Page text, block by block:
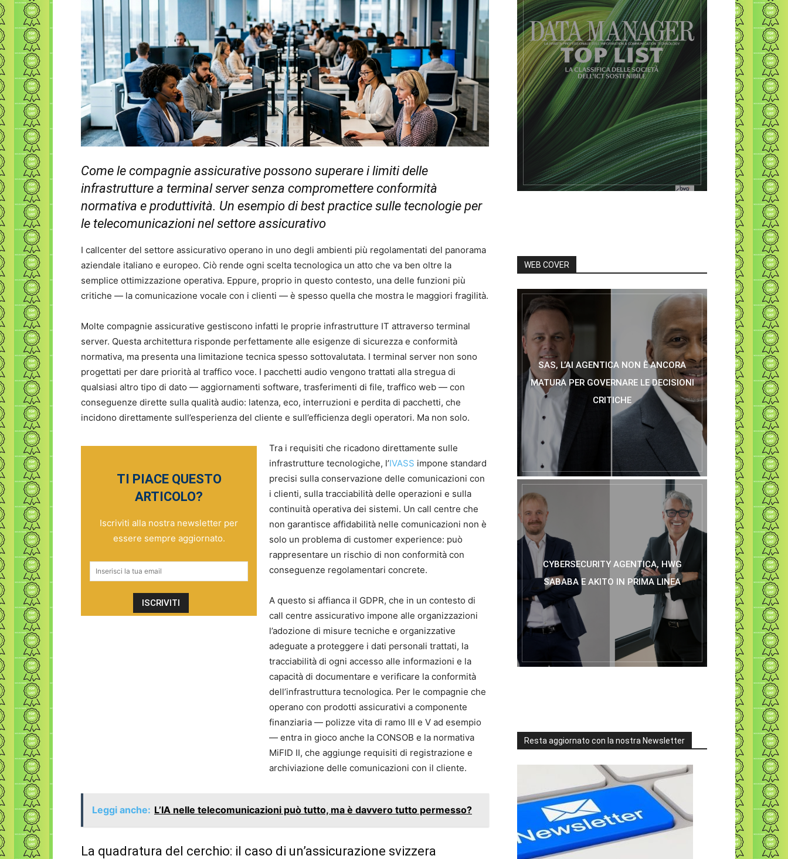
Come le compagnie assicurative possono superare i limiti delle
infrastrutture a terminal server senza compromettere conformità
normativa e produttività. Un esempio di best practice sulle tecnologie per
le telecomunicazioni nel settore assicurativo
I callcenter del settore assicurativo operano in uno degli ambienti più regolamentati del panorama
aziendale italiano e europeo. Ciò rende ogni scelta tecnologica un atto che va ben oltre la
semplice ottimizzazione operativa. Eppure, proprio in questo contesto, una delle funzioni più
critiche — la comunicazione vocale con i clienti — è spesso quella che mostra le maggiori fragilità.
Molte compagnie assicurative gestiscono infatti le proprie infrastrutture IT attraverso terminal
server. Questa architettura risponde perfettamente alle esigenze di sicurezza e conformità
normativa, ma presenta una limitazione tecnica spesso sottovalutata. I terminal server non sono
progettati per dare priorità al traffico voce. I pacchetti audio vengono trattati alla stregua di
qualsiasi altro tipo di dato — aggiornamenti software, trasferimenti di file, traffico web — con
conseguenze dirette sulla qualità audio: latenza, eco, interruzioni e perdita di pacchetti, che
incidono direttamente sull’esperienza del cliente e sull’efficienza degli operatori. Ma non solo.
TI PIACE QUESTO
ARTICOLO?
Iscriviti alla nostra newsletter per
essere sempre aggiornato.
Tra i requisiti che ricadono direttamente sulle
infrastrutture tecnologiche, l’IVASS impone standard
precisi sulla conservazione delle comunicazioni con
i clienti, sulla tracciabilità delle operazioni e sulla
continuità operativa dei sistemi. Un call centre che
non garantisce affidabilità nelle comunicazioni non è
solo un problema di customer experience: può
rappresentare un rischio di non conformità con
conseguenze regolamentari concrete.
A questo si affianca il GDPR, che in un contesto di
call centre assicurativo impone alle organizzazioni
l’adozione di misure tecniche e organizzative
adeguate a proteggere i dati personali trattati, la
tracciabilità di ogni accesso alle informazioni e la
capacità di documentare e verificare la conformità
dell’infrastruttura tecnologica. Per le compagnie che
operano con prodotti assicurativi a componente
finanziaria — polizze vita di ramo III e V ad esempio
— entra in gioco anche la CONSOB e la normativa
MiFID II, che aggiunge requisiti di registrazione e
archiviazione delle comunicazioni con il cliente.
Leggi anche: L’IA nelle telecomunicazioni può tutto, ma è davvero tutto permesso?
La quadratura del cerchio: il caso di un’assicurazione svizzera
WEB COVER
SAS, L’AI AGENTICA NON È ANCORA
MATURA PER GOVERNARE LE DECISIONI
CRITICHE
CYBERSECURITY AGENTICA, HWG
SABABA E AKITO IN PRIMA LINEA
Resta aggiornato con la nostra Newsletter